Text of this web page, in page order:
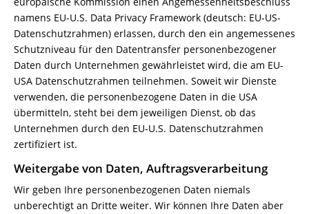
namens EU-U.S. Data Privacy Framework (deutsch: EU-US-
Datenschutzrahmen) erlassen, durch den ein angemessenes
Schutzniveau für den Datentransfer personenbezogener
Daten durch Unternehmen gewährleistet wird, die am EU-
USA Datenschutzrahmen teilnehmen. Soweit wir Dienste
verwenden, die personenbezogene Daten in die USA
übermitteln, steht bei dem jeweiligen Dienst, ob das
Unternehmen durch den EU-U.S. Datenschutzrahmen
zertifiziert ist.
Weitergabe von Daten, Auftragsverarbeitung
Wir geben Ihre personenbezogenen Daten niemals
unberechtigt an Dritte weiter. Wir können Ihre Daten aber